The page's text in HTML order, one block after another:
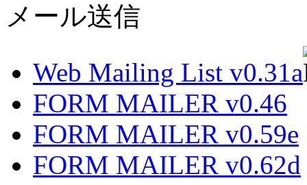
メール送信
Web Mailing List v0.31a
FORM MAILER v0.46
FORM MAILER v0.59e
FORM MAILER v0.62d